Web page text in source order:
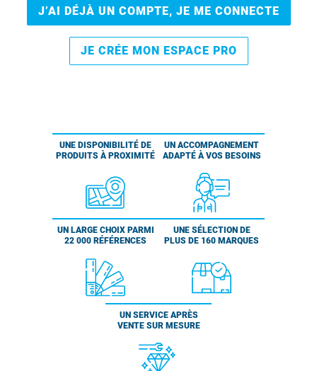
J’AI DÉJÀ UN COMPTE, JE ME CONNECTE
JE CRÉE MON ESPACE PRO
UNE DISPONIBILITÉ DE
PRODUITS À PROXIMITÉ
UN ACCOMPAGNEMENT
ADAPTÉ À VOS BESOINS
UN LARGE CHOIX PARMI
22 000 RÉFÉRENCES
UNE SÉLECTION DE
PLUS DE 160 MARQUES
UN SERVICE APRÈS
VENTE SUR MESURE